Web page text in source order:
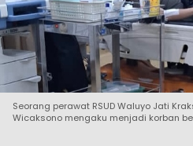
Seorang perawat RSUD Waluyo Jati
Wicaksono mengaku menjadi korban